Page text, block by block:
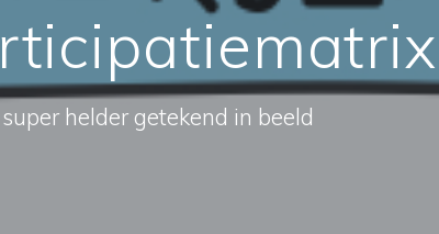
helder getekend in beeld